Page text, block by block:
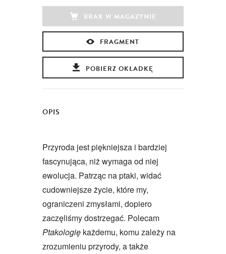
BRAK W MAGAZYNIE
FRAGMENT
POBIERZ OKŁADKĘ
OPIS
Przyroda jest piękniejsza i bardziej
fascynująca, niż wymaga od niej
ewolucja. Patrząc na ptaki, widać
cudowniejsze życie, które my,
ograniczeni zmysłami, dopiero
zaczęliśmy dostrzegać. Polecam
Ptakologię każdemu, komu zależy na
zrozumieniu przyrody, a także